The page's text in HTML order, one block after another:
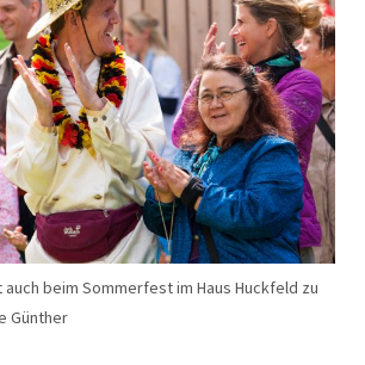
beim Sommerfest im Haus Huckfeld zu
Günther